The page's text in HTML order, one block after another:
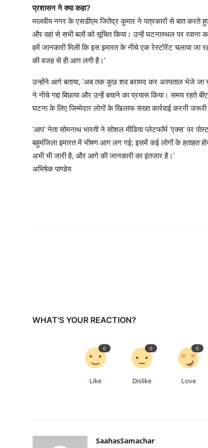
प्रशासन ने क्या कहा?
मालवीय नगर के एसडीएम जितेंद्र कुमार ने पत्रकारों से बात करते
और वहां से सभी बलों को सूचित किया। उन्हें घटनास्थल पर रवाना
हमें जानकारी मिली कि इस इमारत के नीचे एक रेस्टोरेंट चलाया
की वजह से ही आग लगी है।'
उन्होंने आगे बताया, 'अब तक कुछ शव बरामद कर अस्पताल भेजे
ने नीचे गद्दा बिछाया और उन्हें बचाने का प्रयास किया। समय रहते
घटना के लिए जिम्मेदार लोगों के खिलाफ सख्त कार्रवाई करनी
'आप' नेता सोमनाथ भारती ने सोशल मीडिया प्लेटफॉर्म 'एक्स' पर
बहुमंजिला इमारत में भीषण आग लग गई; इसमें कई लोगों के हताहत
अभी भी जारी है, और आगे की जानकारी का इंतजार है।'
अभिषेक पाण्डेय
WHAT'S YOUR REACTION?
Like
0
Dislike
0
Love
0
SaahasSamachar